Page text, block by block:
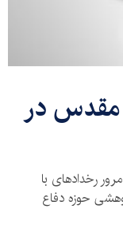
مقدس در
رخداد‌های با
پژوهشی حوزه دفاع